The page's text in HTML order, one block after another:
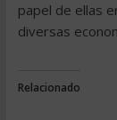
papel de ellas
diversas
Relacionado